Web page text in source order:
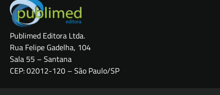
Publimed Editora Ltda.
Rua Felipe Gadelha, 104
Sala 55 – Santana
CEP: 02012-120 – São Paulo/SP